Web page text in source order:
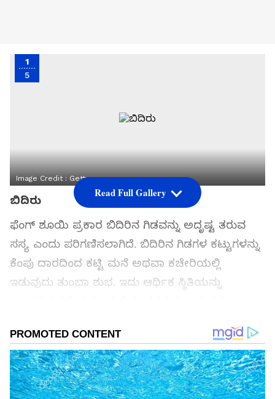
1
5
Image Credit : Getty
ಬಿದಿರು
ಫೆಂಗ್ ಶೂಯಿ ಪ್ರಕಾರ ಬಿದಿರಿನ ಗಿಡವನ್ನು ಅದೃಷ್ಟ ತರುವ
ಸಸ್ಯ ಎಂದು ಪರಿಗಣಿಸಲಾಗಿದೆ. ಬಿದಿರಿನ ಗಿಡಗಳ ಕಟ್ಟುಗಳನ್ನು
ಕೆಂಪು ದಾರದಿಂದ ಕಟ್ಟಿ ಮನೆ ಅಥವಾ ಕಚೇರಿಯಲ್ಲಿ
ಇಡುವುದು ತುಂಬಾ ಶುಭ. ಇದು ಆರ್ಥಿಕ ಸ್ಥಿತಿಯನ್ನು
ಮತ್ತು ಕಲ್ಲುಗಳೆರಡೂ ಇರುವಂತೆ ನೋಡಿಕೊಳ್ಳಿ.
ಸಮಗ್ರ ಸುದ್ದಿ ಮೂಲವನ್ನಾಗಿ asianet suvarna news ಅನ್ನು
ಆಯ್ಕೆ ಮಾಡಿಕೊಳ್ಳಿ
Read Full Gallery